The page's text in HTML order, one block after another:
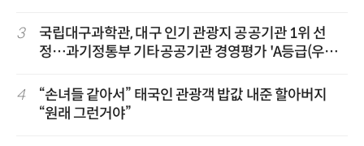
3
국립대구과학관, 대구 인기 관광지 공공기관 1위 선
정…과기정통부 기타공공기관 경영평가 'A등급(우수)'
4
“손녀들 같아서” 태국인 관광객 밥값 내준 할아버지
“원래 그런거야”